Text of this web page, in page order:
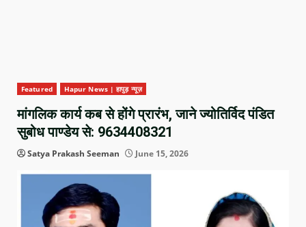
Featured Hapur News | हापुड़ न्यूज़
मांगलिक कार्य कब से होंगे प्रारंभ, जाने ज्योतिर्विद पंडित
सुबोध पाण्डेय से: 9634408321
Satya Prakash Seeman June 15, 2026